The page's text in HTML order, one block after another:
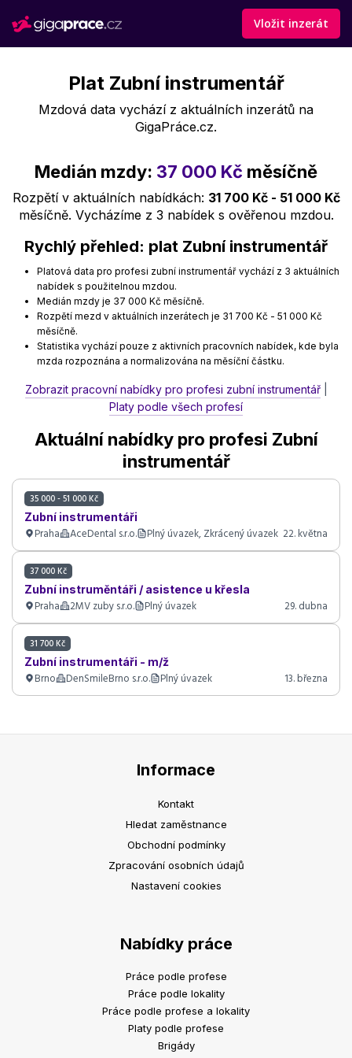
Vložit inzerát
Plat Zubní instrumentář
Mzdová data vychází z aktuálních inzerátů na
GigaPráce.cz.
Medián mzdy: 37 000 Kč měsíčně
Rozpětí v aktuálních nabídkách: 31 700 Kč - 51 000 Kč
měsíčně. Vycházíme z 3 nabídek s ověřenou mzdou.
Rychlý přehled: plat Zubní instrumentář
Platová data pro profesi zubní instrumentář vychází z 3 aktuálních
nabídek s použitelnou mzdou.
Medián mzdy je 37 000 Kč měsíčně.
Rozpětí mezd v aktuálních inzerátech je 31 700 Kč - 51 000 Kč
měsíčně.
Statistika vychází pouze z aktivních pracovních nabídek, kde byla
mzda rozpoznána a normalizována na měsíční částku.
Zobrazit pracovní nabídky pro profesi zubní instrumentář
Platy podle všech profesí
Aktuální nabídky pro profesi Zubní
instrumentář
35 000 - 51 000 Kč
Zubní instrumentáři
Praha AceDental s.r.o. Plný úvazek, Zkrácený úvazek 22. května
37 000 Kč
Zubní instruměntáři / asistence u křesla
Praha 2MV zuby s.r.o. Plný úvazek 29. dubna
31 700 Kč
Zubní instrumentáři - m/ž
Brno DenSmileBrno s.r.o. Plný úvazek 13. března
Informace
Kontakt
Hledat zaměstnance
Obchodní podmínky
Zpracování osobních údajů
Nastavení cookies
Nabídky práce
Práce podle profese
Práce podle lokality
Práce podle profese a lokality
Platy podle profese
Brigády